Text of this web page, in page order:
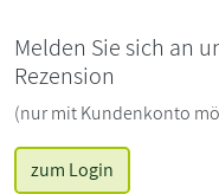
Melden Sie sich an
Rezension
(nur mit Kundenkonto
zum Login